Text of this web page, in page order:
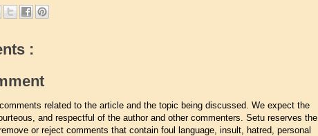
:
related to the article and the topic being discussed. We expect the
and respectful of the author and other commenters. Setu reserves the
or reject comments that contain foul language, insult, hatred, personal